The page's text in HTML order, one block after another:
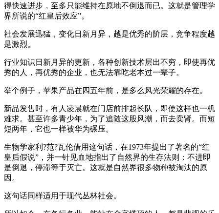
得快速进步，至多只能维持在原地不倒退而已。这就是管理学
界所说的“红皇后效应”。
社会发展迅猛，变化日新月异，越是优秀的阶层，竞争程度越
是激烈。
行业知识日新月异的更新，各种创新技术层出不穷，即使再优
秀的人，再优秀的企业，也无法靠吃老本过一辈子。
举个例子，苹果产品在四五年前，是多么风光荣耀的存在。
新品发售时，有人凌晨就在门店前排起长队，即使这样也一机
难求。甚至许多青少年，为了追随这股风潮，而去卖肾。而短
短两年，它也一样被华为碾压。
生物学家利?范?瓦伦借用这句话，在1973年提出了著名的“红
皇后假说”，并一针见血地指出了自然界的生存法则：不进即
是倒退，停滞等于灭亡。这就是自然界很多物种被淘汰的原
因。
这句话同样适用于现代丛林社会。